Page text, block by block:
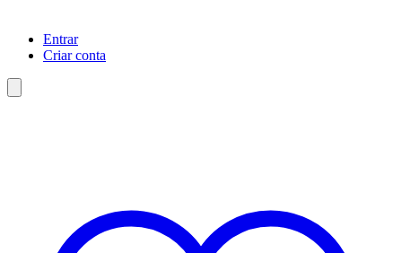
Entrar
Criar conta